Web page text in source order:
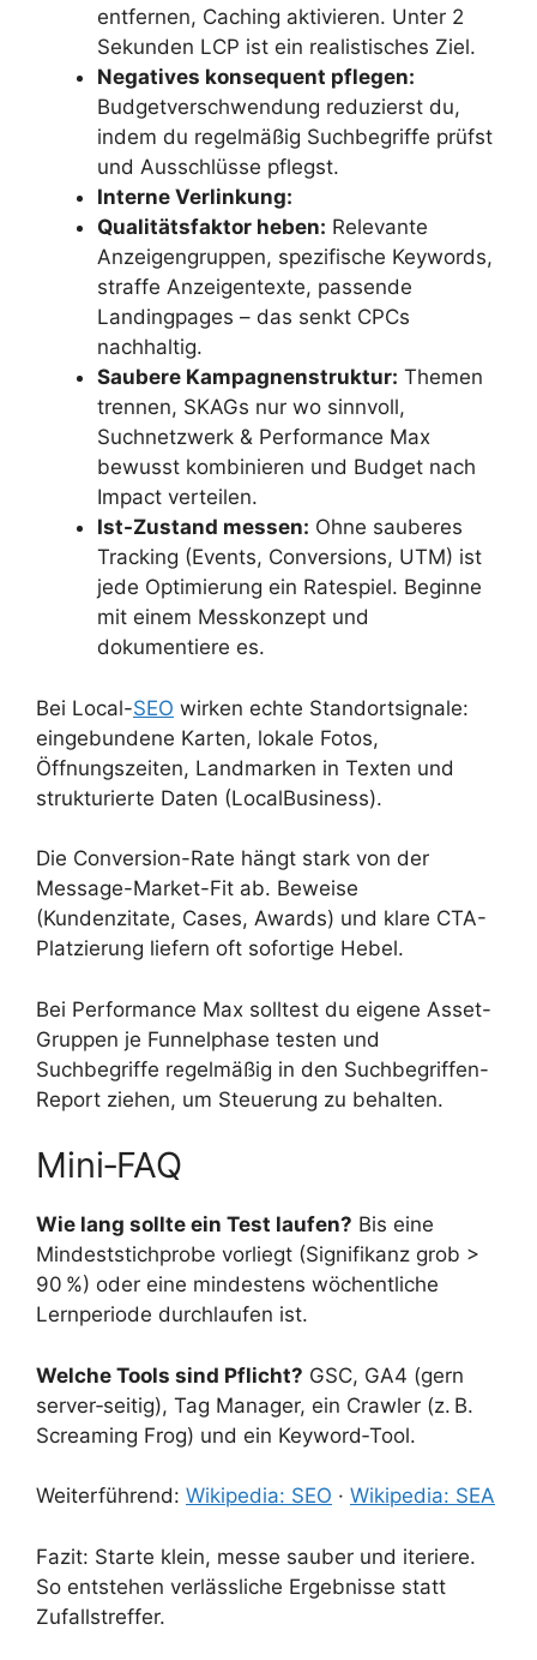
entfernen, Caching aktivieren. Unter 2
Sekunden LCP ist ein realistisches Ziel.
Negatives konsequent pflegen:
Budgetverschwendung reduzierst du,
indem du regelmäßig Suchbegriffe prüfst
und Ausschlüsse pflegst.
Interne Verlinkung:
Qualitätsfaktor heben: Relevante
Anzeigengruppen, spezifische Keywords,
straffe Anzeigentexte, passende
Landingpages – das senkt CPCs
nachhaltig.
Saubere Kampagnenstruktur: Themen
trennen, SKAGs nur wo sinnvoll,
Suchnetzwerk & Performance Max
bewusst kombinieren und Budget nach
Impact verteilen.
Ist-Zustand messen: Ohne sauberes
Tracking (Events, Conversions, UTM) ist
jede Optimierung ein Ratespiel. Beginne
mit einem Messkonzept und
dokumentiere es.
Bei Local-SEO wirken echte Standortsignale:
eingebundene Karten, lokale Fotos,
Öffnungszeiten, Landmarken in Texten und
strukturierte Daten (LocalBusiness).
Die Conversion-Rate hängt stark von der
Message-Market-Fit ab. Beweise
(Kundenzitate, Cases, Awards) und klare CTA-
Platzierung liefern oft sofortige Hebel.
Bei Performance Max solltest du eigene Asset-
Gruppen je Funnelphase testen und
Suchbegriffe regelmäßig in den Suchbegriffen-
Report ziehen, um Steuerung zu behalten.
Mini‑FAQ
Wie lang sollte ein Test laufen? Bis eine
Mindeststichprobe vorliegt (Signifikanz grob >
90 %) oder eine mindestens wöchentliche
Lernperiode durchlaufen ist.
Welche Tools sind Pflicht? GSC, GA4 (gern
server‑seitig), Tag Manager, ein Crawler (z. B.
Screaming Frog) und ein Keyword‑Tool.
Weiterführend: Wikipedia: SEO · Wikipedia: SEA
Fazit: Starte klein, messe sauber und iteriere.
So entstehen verlässliche Ergebnisse statt
Zufallstreffer.